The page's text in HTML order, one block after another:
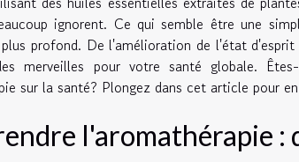
ignorent. Ce qui semble être une
profond. De l'amélioration de l'état
merveilles pour votre santé globale.
sur la santé? Plongez dans cet article pour
l'aromathérapie